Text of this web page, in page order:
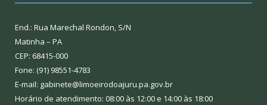
End.: Rua Marechal Rondon, S/N
Matinha – PA
CEP: 68415-000
Fone: (91) 98551-4783
E-mail: gabinete@limoeirodoajuru.pa.gov.br
Horário de atendimento: 08:00 às 12:00 e 14:00 às 18:00